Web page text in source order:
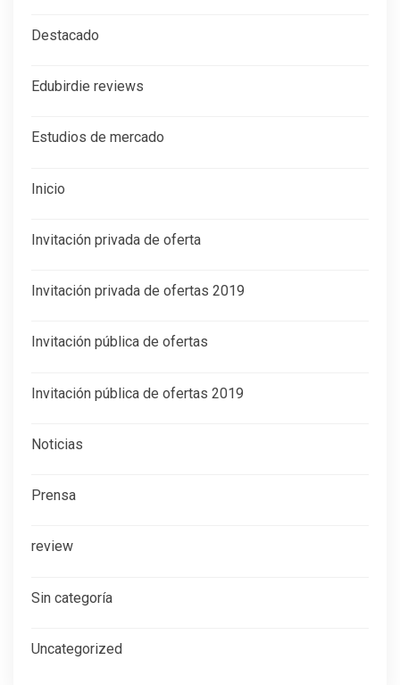
Destacado
Edubirdie reviews
Estudios de mercado
Inicio
Invitación privada de oferta
Invitación privada de ofertas 2019
Invitación pública de ofertas
Invitación pública de ofertas 2019
Noticias
Prensa
review
Sin categoría
Uncategorized